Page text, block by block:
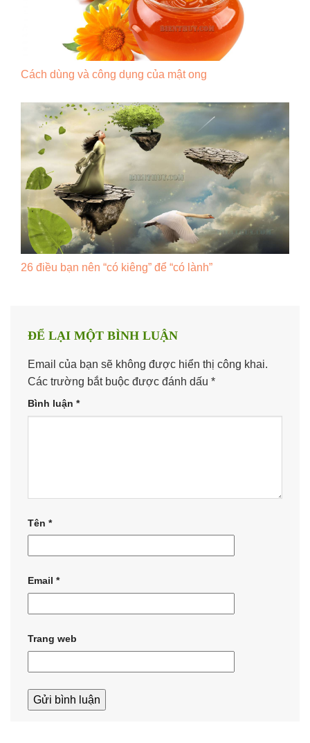
Cách dùng và công dụng của mật ong
26 điều bạn nên “có kiêng” để “có lành”
ĐỂ LẠI MỘT BÌNH LUẬN
Email của bạn sẽ không được hiển thị công khai.
Các trường bắt buộc được đánh dấu *
Bình luận *
Tên *
Email *
Trang web